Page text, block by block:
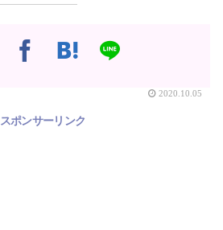
2020.10.05
スポンサーリンク